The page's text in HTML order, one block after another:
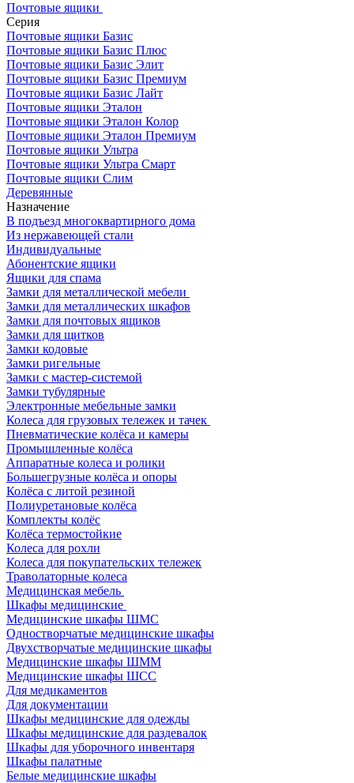
Почтовые ящики
Серия
Почтовые ящики Базис
Почтовые ящики Базис Плюс
Почтовые ящики Базис Элит
Почтовые ящики Базис Премиум
Почтовые ящики Базис Лайт
Почтовые ящики Эталон
Почтовые ящики Эталон Колор
Почтовые ящики Эталон Премиум
Почтовые ящики Ультра
Почтовые ящики Ультра Смарт
Почтовые ящики Слим
Деревянные
Назначение
В подъезд многоквартирного дома
Из нержавеющей стали
Индивидуальные
Абонентские ящики
Ящики для спама
Замки для металлической мебели
Замки для металлических шкафов
Замки для почтовых ящиков
Замки для щитков
Замки кодовые
Замки ригельные
Замки с мастер-системой
Замки тубулярные
Электронные мебельные замки
Колеса для грузовых тележек и тачек
Пневматические колёса и камеры
Промышленные колёса
Аппаратные колеса и ролики
Большегрузные колёса и опоры
Колёса с литой резиной
Полиуретановые колёса
Комплекты колёс
Колёса термостойкие
Колеса для рохли
Колеса для покупательских тележек
Траволаторные колеса
Медицинская мебель
Шкафы медицинские
Медицинские шкафы ШМС
Одностворчатые медицинские шкафы
Двухстворчатые медицинские шкафы
Медицинские шкафы ШММ
Медицинские шкафы ШСС
Для медикаментов
Для документации
Шкафы медицинские для одежды
Шкафы медицинские для раздевалок
Шкафы для уборочного инвентаря
Шкафы палатные
Белые медицинские шкафы